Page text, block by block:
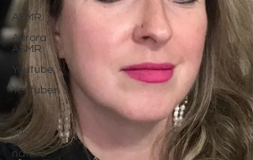
ASMR
Aurora
ASMR
Youtube
Youtuber
relax
suoni
della
natura